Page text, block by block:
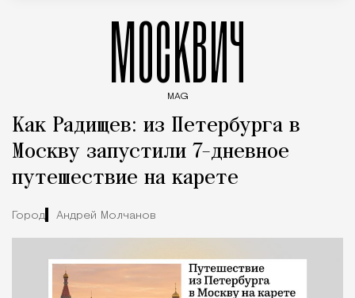
МОСКВИЧ
MAG
Как Радищев: из Петербурга в
Москву запустили 7-дневное
путешествие на карете
Город Андрей Молчанов